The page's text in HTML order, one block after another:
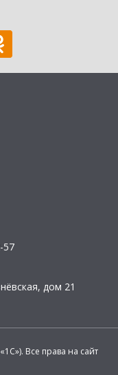
57
дом 21
Все права на сайт